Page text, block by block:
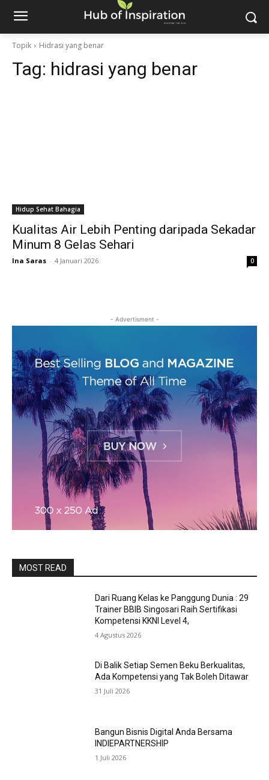
Topik Hidrasi yang benar
Tag: hidrasi yang benar
Hidup Sehat Bahagia
Kualitas Air Lebih Penting daripada Sekadar
Minum 8 Gelas Sehari
Ina Saras - 4 Januari 2026 0
- Advertisment -
MOST READ
Dari Ruang Kelas ke Panggung Dunia : 29
Trainer BBIB Singosari Raih Sertifikasi
Kompetensi KKNI Level 4,
4 Agustus 2026
Di Balik Setiap Semen Beku Berkualitas,
Ada Kompetensi yang Tak Boleh Ditawar
31 Juli 2026
Bangun Bisnis Digital Anda Bersama
INDIEPARTNERSHIP
1 Juli 2026